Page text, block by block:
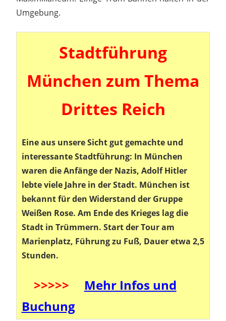
Umgebung.
Stadtführung
München zum Thema
Drittes Reich
Eine aus unsere Sicht gut gemachte und
interessante Stadtführung: In München
waren die Anfänge der Nazis, Adolf Hitler
lebte viele Jahre in der Stadt. München ist
bekannt für den Widerstand der Gruppe
Weißen Rose. Am Ende des Krieges lag die
Stadt in Trümmern. Start der Tour am
Marienplatz, Führung zu Fuß, Dauer etwa 2,5
Stunden.
>>>>>
Mehr Infos und
Buchung